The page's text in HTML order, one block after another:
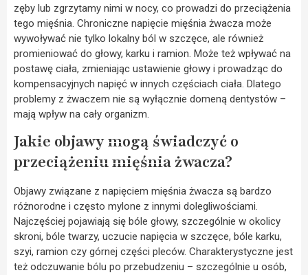
zęby lub zgrzytamy nimi w nocy, co prowadzi do przeciążenia
tego mięśnia. Chroniczne napięcie mięśnia żwacza może
wywoływać nie tylko lokalny ból w szczęce, ale również
promieniować do głowy, karku i ramion. Może też wpływać na
postawę ciała, zmieniając ustawienie głowy i prowadząc do
kompensacyjnych napięć w innych częściach ciała. Dlatego
problemy z żwaczem nie są wyłącznie domeną dentystów –
mają wpływ na cały organizm.
Jakie objawy mogą świadczyć o
przeciążeniu mięśnia żwacza?
Objawy związane z napięciem mięśnia żwacza są bardzo
różnorodne i często mylone z innymi dolegliwościami.
Najczęściej pojawiają się bóle głowy, szczególnie w okolicy
skroni, bóle twarzy, uczucie napięcia w szczęce, bóle karku,
szyi, ramion czy górnej części pleców. Charakterystyczne jest
też odczuwanie bólu po przebudzeniu – szczególnie u osób,